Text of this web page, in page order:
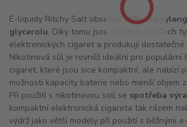
E-liquidy Ritchy Salt obsahují50%
glycerolu. Díky tomu jsou vhodné do všech
elektronických cigaret a produkují dostatečné
Nikotinová sůl je rovněž ideální pro populární
cigaret, které jsou sice kompaktní, ale nabízí
možnosti kapacity baterie nebo menší objem
Při použití s nikotinovou solí se spotřeba
kompaktní elektronická cigareta tak rázem
výdrž jako větší modely při použití s běžnými